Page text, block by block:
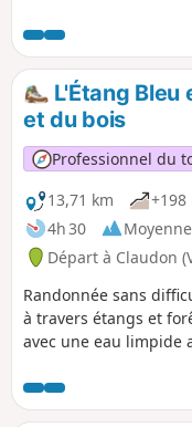
l'Ourche, un affluent
bon parcours avec
s’arrêter.L'Étang Bleu
et du bois
Professionnel du
13,71 km
+198
4h 30
Moyenne
Départ à Claudon
Randonnée sans
à travers étangs et
avec une eau limpide
Résidence de Clairey
patrimoine artisanal